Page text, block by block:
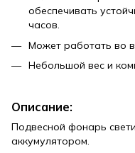
обеспечивать
часов.
Может работать во
Небольшой вес и
Описание:
Подвесной фонарь
аккумулятором.